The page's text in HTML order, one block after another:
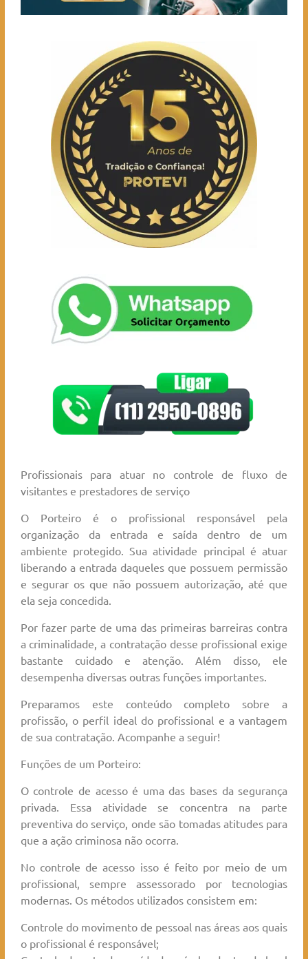
Profissionais para atuar no controle de fluxo de
visitantes e prestadores de serviço
O Porteiro é o profissional responsável pela
organização da entrada e saída dentro de um
ambiente protegido. Sua atividade principal é atuar
liberando a entrada daqueles que possuem permissão
e segurar os que não possuem autorização, até que
ela seja concedida.
Por fazer parte de uma das primeiras barreiras contra
a criminalidade, a contratação desse profissional exige
bastante cuidado e atenção. Além disso, ele
desempenha diversas outras funções importantes.
Preparamos este conteúdo completo sobre a
profissão, o perfil ideal do profissional e a vantagem
de sua contratação. Acompanhe a seguir!
Funções de um Porteiro:
O controle de acesso é uma das bases da segurança
privada. Essa atividade se concentra na parte
preventiva do serviço, onde são tomadas atitudes para
que a ação criminosa não ocorra.
No controle de acesso isso é feito por meio de um
profissional, sempre assessorado por tecnologias
modernas. Os métodos utilizados consistem em:
Controle do movimento de pessoal nas áreas aos quais
o profissional é responsável;